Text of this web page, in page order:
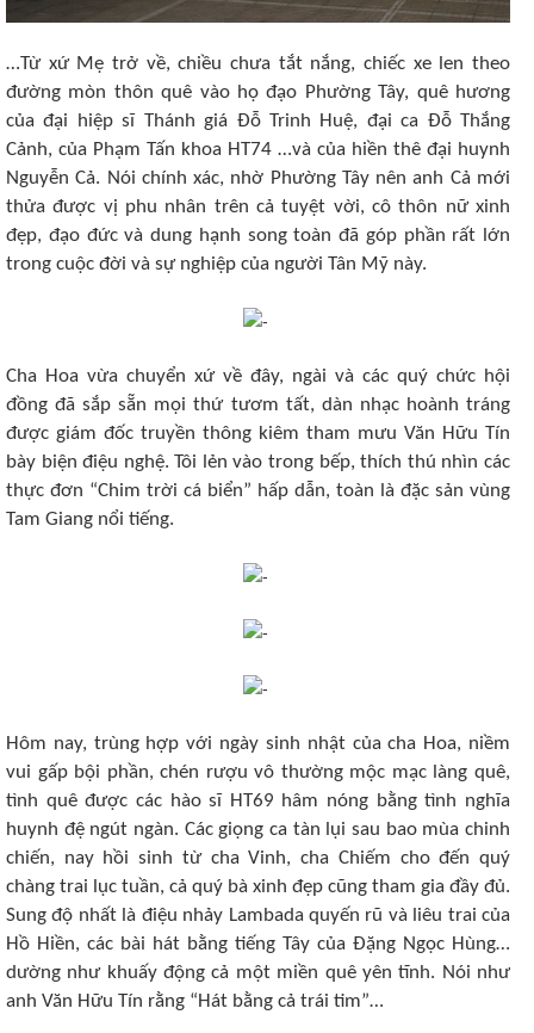
…Từ xứ Mẹ trở về, chiều chưa tắt nắng, chiếc xe len theo
đường mòn thôn quê vào họ đạo Phường Tây, quê hương
của đại hiệp sĩ Thánh giá Đỗ Trinh Huệ, đại ca Đỗ Thắng
Cảnh, của Phạm Tấn khoa HT74 …và của hiền thê đại huynh
Nguyễn Cả. Nói chính xác, nhờ Phường Tây nên anh Cả mới
thửa được vị phu nhân trên cả tuyệt vời, cô thôn nữ xinh
đẹp, đạo đức và dung hạnh song toàn đã góp phần rất lớn
trong cuộc đời và sự nghiệp của người Tân Mỹ này.
Cha Hoa vừa chuyển xứ về đây, ngài và các quý chức hội
đồng đã sắp sẵn mọi thứ tươm tất, dàn nhạc hoành tráng
được giám đốc truyền thông kiêm tham mưu Văn Hữu Tín
bày biện điệu nghệ. Tôi lẻn vào trong bếp, thích thú nhìn các
thực đơn “Chim trời cá biển” hấp dẫn, toàn là đặc sản vùng
Tam Giang nổi tiếng.
Hôm nay, trùng hợp với ngày sinh nhật của cha Hoa, niềm
vui gấp bội phần, chén rượu vô thường mộc mạc làng quê,
tình quê được các hào sĩ HT69 hâm nóng bằng tình nghĩa
huynh đệ ngút ngàn. Các giọng ca tàn lụi sau bao mùa chinh
chiến, nay hồi sinh từ cha Vinh, cha Chiếm cho đến quý
chàng trai lục tuần, cả quý bà xinh đẹp cũng tham gia đầy đủ.
Sung độ nhất là điệu nhảy Lambada quyến rũ và liêu trai của
Hồ Hiền, các bài hát bằng tiếng Tây của Đặng Ngọc Hùng…
dường như khuấy động cả một miền quê yên tĩnh. Nói như
anh Văn Hữu Tín rằng “Hát bằng cả trái tim”…